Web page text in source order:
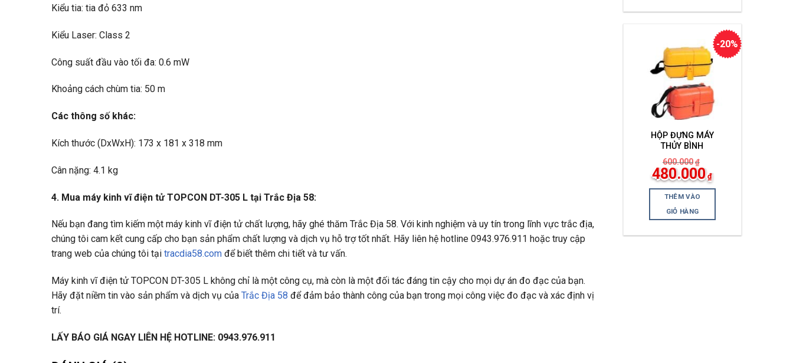
-20%
HỘP ĐỰNG MÁY
THỦY BÌNH
600.000 ₫
Giá
gốc
là:
600.000₫.
480.000 ₫hiện
tại
THÊM VÀO
GIỎ HÀNG
Kiểu tia: tia đỏ 633 nm
Kiểu Laser: Class 2
Công suất đầu vào tối đa: 0.6 mW
Khoảng cách chùm tia: 50 m
Các thông số khác:
Kích thước (DxWxH): 173 x 181 x 318 mm
Cân nặng: 4.1 kg
4. Mua máy kinh vĩ điện tử TOPCON DT-305 L tại Trắc Địa 58:
Nếu bạn đang tìm kiếm một máy kinh vĩ điện tử chất lượng, hãy ghé thăm Trắc Địa 58. Với kinh nghiệm và uy tín trong lĩnh vực trắc địa,
chúng tôi cam kết cung cấp cho bạn sản phẩm chất lượng và dịch vụ hỗ trợ tốt nhất. Hãy liên hệ hotline 0943.976.911 hoặc truy cập
trang web của chúng tôi tại tracdia58.com để biết thêm chi tiết và tư vấn.
Máy kinh vĩ điện tử TOPCON DT-305 L không chỉ là một công cụ, mà còn là một đối tác đáng tin cậy cho mọi dự án đo đạc của bạn.
Hãy đặt niềm tin vào sản phẩm và dịch vụ của Trắc Địa 58 để đảm bảo thành công của bạn trong mọi công việc đo đạc và xác định vị
trí.
LẤY BÁO GIÁ NGAY LIÊN HỆ HOTLINE: 0943.976.911